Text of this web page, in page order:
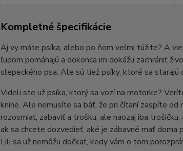
Kompletné špecifikácie
Aj vy máte psíka, alebo po ňom veľmi túžite? A
ľuďom pomáhajú a dokonca im dokážu zachrániť
slepeckého psa. Ale sú tiež psíky, ktoré sa
Videli ste už psíka, ktorý sa vozí na motorke?
knihe. Ale nemusíte sa báť, že pri čítaní zaspíte od
rozosmiať, zabaviť a trošku, ale naozaj iba
ak sa chcete dozvedieť, aké je zábavné mať
Lili sa už nemôžu dočkať, kedy vám o tom